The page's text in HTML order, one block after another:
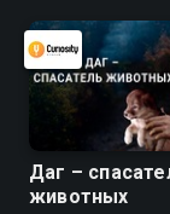
Даг –
животных